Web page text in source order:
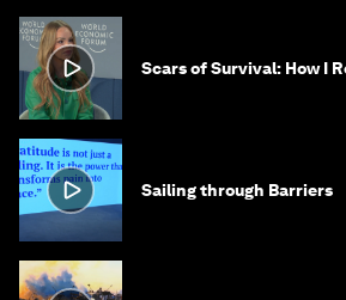
Scars of Survival: How I
Sailing through Barriers